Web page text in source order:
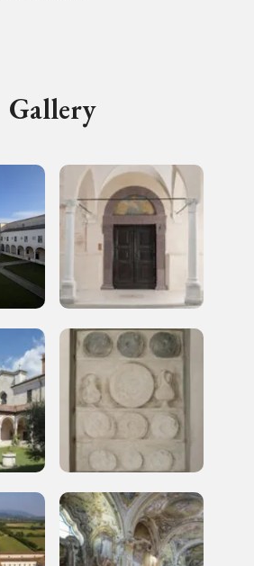
Gallery
del Cuore
in questo
luogo
2022, 2024
alla newsletter